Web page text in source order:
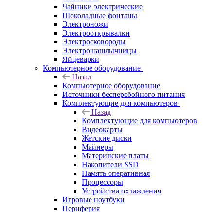
Чайники электрические
Шоколадные фонтаны
Электроножи
Электрооткрывалки
Электросковороды
Электрошашлычницы
Яйцеварки
Компьютерное оборудование
Назад
Компьютерное оборудование
Источники бесперебойного питания
Комплектующие для компьютеров
Назад
Комплектующие для компьютеров
Видеокарты
Жетские диски
Майнеры
Материнские платы
Накопители SSD
Память оперативная
Процессоры
Устройства охлаждения
Игровые ноутбуки
Периферия